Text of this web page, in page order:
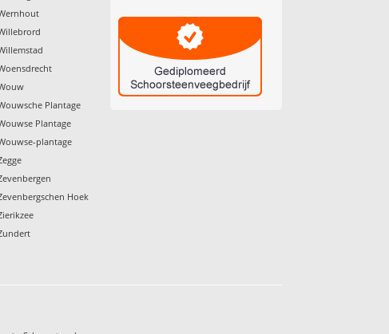
Plantage
Plantage
plantage
Hoek